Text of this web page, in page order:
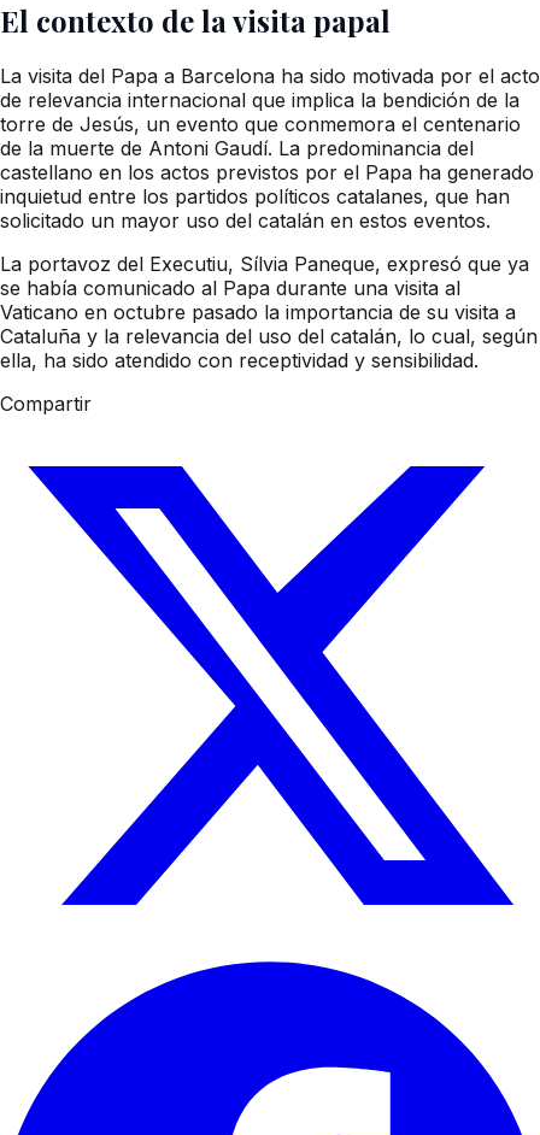
El contexto de la visita papal
La visita del Papa a Barcelona ha sido motivada por el acto
de relevancia internacional que implica la bendición de la
torre de Jesús, un evento que conmemora el centenario
de la muerte de Antoni Gaudí. La predominancia del
castellano en los actos previstos por el Papa ha generado
inquietud entre los partidos políticos catalanes, que han
solicitado un mayor uso del catalán en estos eventos.
La portavoz del Executiu, Sílvia Paneque, expresó que ya
se había comunicado al Papa durante una visita al
Vaticano en octubre pasado la importancia de su visita a
Cataluña y la relevancia del uso del catalán, lo cual, según
ella, ha sido atendido con receptividad y sensibilidad.
Compartir